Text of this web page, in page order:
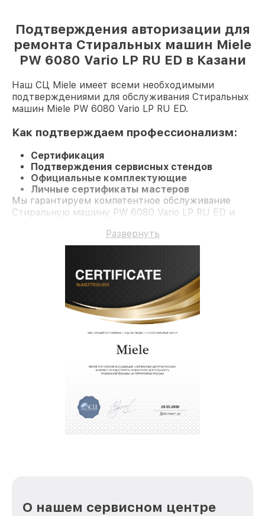
Подтверждения авторизации для
ремонта Стиральных машин Miele
PW 6080 Vario LP RU ED в Казани
Наш СЦ Miele имеет всеми необходимыми
подтверждениями для обслуживания Стиральных
машин Miele PW 6080 Vario LP RU ED.
Как подтверждаем профессионализм:
Сертификация
Подтверждения сервисных стендов
Официальные комплектующие
Личные сертификаты мастеров
Мы гарантируем компетентное обслуживание
Стиральную машину PW 6080 Vario LP RU ED и
Развернуть
О нашем сервисном центре